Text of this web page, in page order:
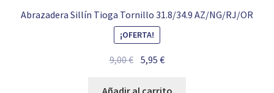
Abrazadera Sillín Tioga Tornillo 31.8/34.9 AZ/NG/RJ/OR
¡OFERTA!
9,00€ El
original
5,95€El
actual